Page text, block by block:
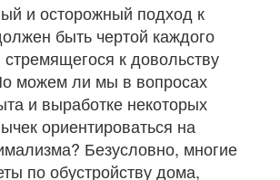
и осторожный подход к
быть чертой каждого
стремящегося к довольству
можем ли мы в вопросах
и выработке некоторых
ориентироваться на
Безусловно, многие
по обустройству дома,